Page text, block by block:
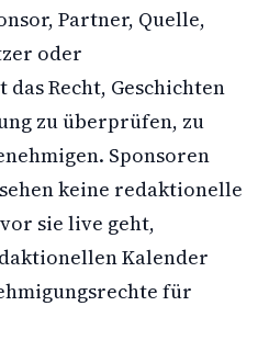
Partner, Quelle,
oder
Recht, Geschichten
zu überprüfen, zu
Sponsoren
keine redaktionelle
sie live geht,
Kalender
für